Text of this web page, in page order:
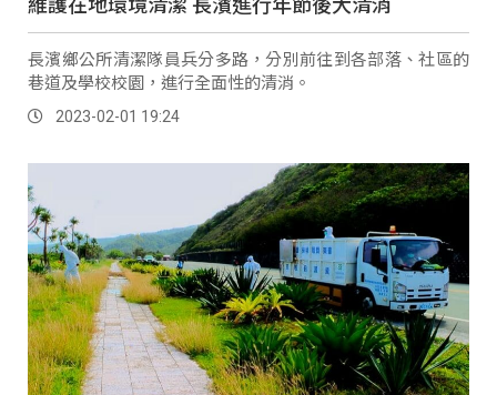
長濱鄉公所清潔隊員兵分多路，分別前往到各部落、社區的
巷道及學校校園，進行全面性的清消。
2023-02-01 19:24